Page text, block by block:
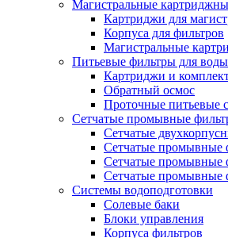
Магистральные
Картриджи для
Корпуса для фильтров
Магистральные
Питьевые фильтры для воды
Картриджи и
Обратный осмос
Проточные питьевые
Сетчатые промывные
Сетчатые
Сетчатые промывные
Сетчатые промывные
Сетчатые промывные
Системы водоподготовки
Солевые баки
Блоки управления
Корпуса фильтров